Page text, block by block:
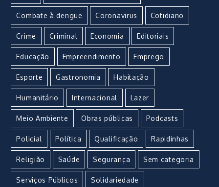
Combate à dengue Coronavirus Cotidiano
Crime Criminal Economia Editoriais
Educação Empreendimento Emprego
Esporte Gastronomia Habitação
Humanitário Internacional Lazer
Meio Ambiente Obras públicas Podcasts
Policial Política Qualificação Rapidinhas
Religião Saúde Segurança Sem categoria
Serviços Públicos Solidariedade